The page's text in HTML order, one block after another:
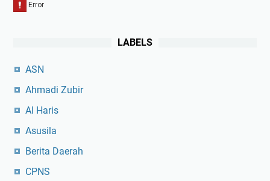
LABELS
ASN
Ahmadi Zubir
Al Haris
Asusila
Berita Daerah
CPNS